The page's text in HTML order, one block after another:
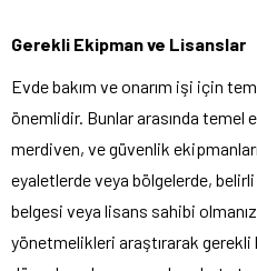
Gerekli Ekipman ve Lisanslar
Evde bakım ve onarım işi için
önemlidir. Bunlar arasında temel
merdiven, ve güvenlik
eyaletlerde veya bölgelerde,
belgesi veya lisans sahibi
yönetmelikleri araştırarak gerekli